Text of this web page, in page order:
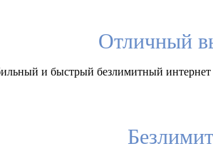
Отличный
и быстрый безлимитный